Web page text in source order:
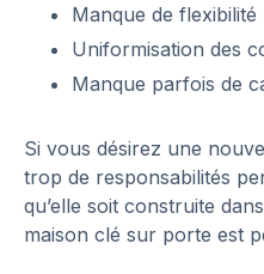
Manque de flexibilité
Uniformisation des
Manque parfois de
Si vous désirez une
trop de responsabilités
qu’elle soit construite
maison clé sur porte est